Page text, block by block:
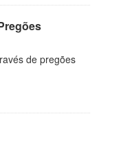
de pregões